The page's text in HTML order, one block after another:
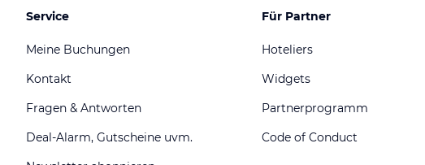
Service
Meine Buchungen
Kontakt
Fragen & Antworten
Deal-Alarm, Gutscheine uvm.
Für Partner
Hoteliers
Widgets
Partnerprogramm
Code of Conduct